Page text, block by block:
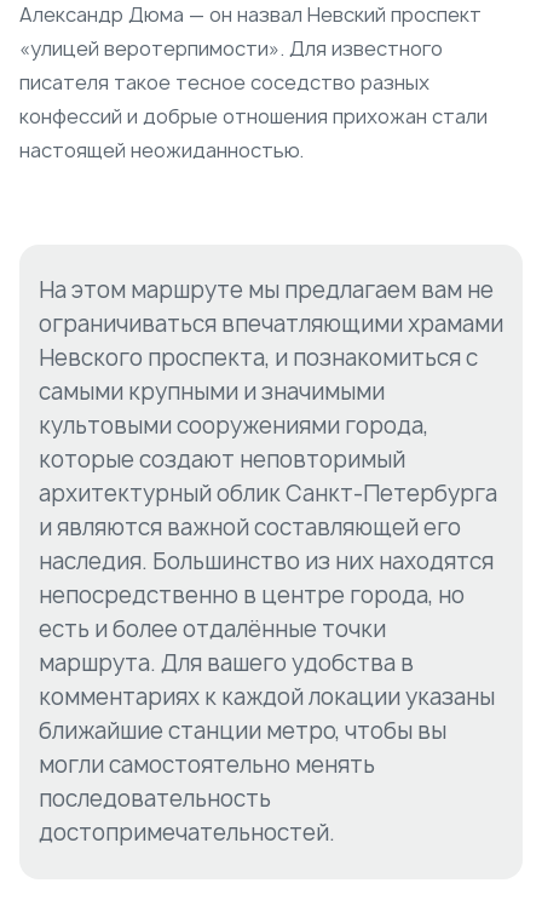
Александр Дюма — он назвал Невский проспект
«улицей веротерпимости». Для известного
писателя такое тесное соседство разных
конфессий и добрые отношения прихожан стали
настоящей неожиданностью.
На этом маршруте мы предлагаем вам не
ограничиваться впечатляющими храмами
Невского проспекта, и познакомиться с
самыми крупными и значимыми
культовыми сооружениями города,
которые создают неповторимый
архитектурный облик Санкт-Петербурга
и являются важной составляющей его
наследия. Большинство из них находятся
непосредственно в центре города, но
есть и более отдалённые точки
маршрута. Для вашего удобства в
комментариях к каждой локации указаны
ближайшие станции метро, чтобы вы
могли самостоятельно менять
последовательность
достопримечательностей.